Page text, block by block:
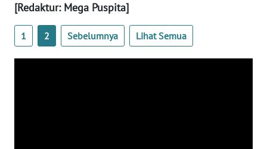
[Redaktur: Mega Puspita]
1 2 Sebelumnya Lihat Semua
Wahana
News
Regional